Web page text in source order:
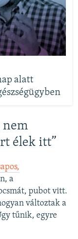
alatt
nem
élek itt”
a
pubot vitt.
változtak a
tűnik, egyre